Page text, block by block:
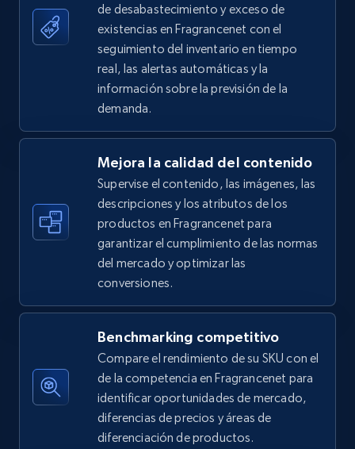
price, Final price, Discount percent, and more.
668+ Comenzar ahora
Amazon sellers info
Seller id, URL, Seller name, Description, Detailed
info, Stars, Feedbacks, Return policy, and more.
2.5K+
URL, Product id, Title, Seller name, Seller rating,
Seller reviews, Breadcrumbs, Root category, and
2.5K+ 359+ Comenzar ahora
de desabastecimiento y exceso de
existencias en Fragrancenet con el
seguimiento del inventario en tiempo
real, las alertas automáticas y la
información sobre la previsión de la
demanda.
Mejora la calidad del contenido
Supervise el contenido, las imágenes, las
descripciones y los atributos de los
productos en Fragrancenet para
garantizar el cumplimiento de las normas
del mercado y optimizar las
conversiones.
Benchmarking competitivo
Compare el rendimiento de su SKU con el
de la competencia en Fragrancenet para
identificar oportunidades de mercado,
diferencias de precios y áreas de
diferenciación de productos.